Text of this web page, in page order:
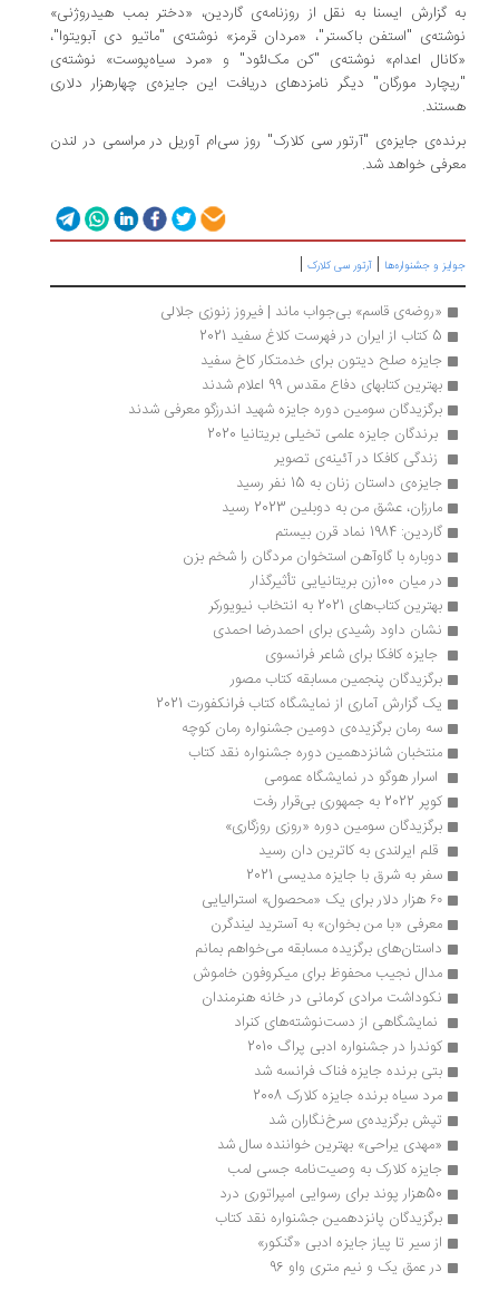
به گزارش ایسنا به نقل از روزنامه‌ی گاردین، «دختر بمب هیدروژنی»
نوشته‌ی "استفن باکستر"، «مردان قرمز» نوشته‌ی "ماتیو دی آبویتوا"،
«کانال اعدام» نوشته‌ی "کن مک‌لئود" و «مرد سیاه‌پوست» نوشته‌ی
"ریچارد مورگان" دیگر نامزدهای دریافت این جایزه‌ی چهارهزار دلاری
هستند.
برنده‌ی جایزه‌ی "آرتور سی کلارک" روز سی‌ام آوریل در مراسمی در لندن
معرفی خواهد شد.
جوایز و جشنواره‌ها | آرتور سی کلارک |
«روضه‌ی قاسم» بی‌جواب ماند | فیروز زنوزی جلالی
5 کتاب از ایران در فهرست کلاغ سفید 2021
جایزه صلح دیتون برای خدمتکار کاخ سفید
بهترین کتابهای دفاع مقدس 99 اعلام شدند
برگزیدگان سومین دوره جایزه شهید اندرزگو معرفی شدند
برندگان جایزه علمی تخیلی بریتانیا 2020
زندگی کافکا در آئینه‌ی تصویر
جایزه‌ی داستان زنان به 15 نفر رسید
مارزان، عشق من به دوبلین 2023 رسید
گاردین: 1984 نماد قرن بیستم
دوباره با گاوآهن استخوان مردگان را شخم بزن
در میان 100زن بریتانیایی تأثیر‌گذار
بهترین کتاب‌های 2021 به انتخاب نیویورکر
نشان داود رشیدی برای احمدرضا احمدی
جایزه کافکا برای شاعر فرانسوی
برگزیدگان پنجمین مسابقه کتاب مصور
یک گزارش آماری از نمایشگاه کتاب فرانکفورت 2021
سه رمان برگزیده‌ی دومین جشنواره رمان کوچه
منتخبان شانزدهمین دوره جشنواره نقد کتاب
اسرار هوگو در نمایشگاه عمومی
کوپر 2022 به جمهوری بی‌قرار رفت
برگزیدگان سومین دوره «روزی روزگاری»
قلم ایرلندی به کاترین دان رسید
سفر به شرق با جایزه مدیسی 2021
۶۰ هزار دلار برای یک «محصول» استرالیایی
معرفی «با من بخوان» به آسترید لیندگرن
داستان‌های برگزیده مسابقه می‌خواهم بمانم
مدال نجیب محفوظ برای میکروفون خاموش
نکوداشت مرادی کرمانی در خانه هنرمندان
نمایشگاهی از دست‌نوشته‌های کنراد
کوندرا در جشنواره ادبی پراگ 2010
بتی برنده جایزه فناک فرانسه شد
مرد سیاه برنده جایزه کلارک 2008
تپش برگزیده‌ی سرخ‌نگاران شد
«مهدی یراحی» بهترین خواننده سال شد
جایزه کلارک به وصیت‌نامه جسی لمب
50هزار پوند برای رسوایی امپراتوری درد
برگزیدگان پانزدهمین جشنواره نقد کتاب
از سیر تا پیاز جایزه‌ ادبی «گنکور»
در عمق یک و نیم متری واو 96